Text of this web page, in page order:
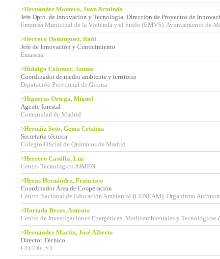
>Hernández Montero, Juan Armindo
Jefe Dpto. de Innovación y Tecnología. Dirección de Proyectos de
Empresa Municipal de la Vivienda y el Suelo (EMVS). Ayuntamiento de
>Herrero Domínguez, Raúl
Jefe de Innovación y Conocimiento
Emasesa
>Hidalgo Colomer, Jaume
Coordinador de medio ambiente y territorio
Diputación Provincial de Girona
>Higueras Ortega, Miguel
Agente forestal
Comunidad de Madrid
>Hernáiz Soto, Gema Cristina
Secretaria técnica
Colegio Oficial de Químicos de Madrid
>Herrero Castilla, Luz
Centro Tecnológico AIMEN
>Heras Hernández, Francisco
Coordinador Área de Cooperación
Centro Nacional de Educación Ambiental (CENEAM). Organismo
>Hurtado Bezos, Antonio
Centro de Investigaciones Energéticas, Medioambientales y Tecnológicas
>Hernández Martín, José Alberto
Director Técnico
CECOR, S.L.